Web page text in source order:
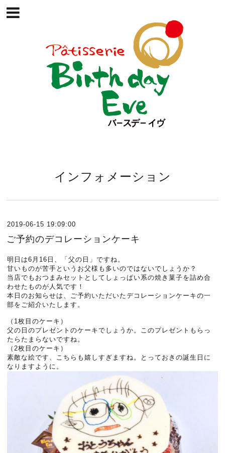
インフォメーション
2019-06-15 19:09:00
ご予約のデコレーションケーキ
明日は6月16日、「父の日」ですね。
甘いものが苦手というお父様も多いのではないでしょうか？
当店でもおつまみセットとしてしょっぱい系の焼き菓子を詰め合
わせたものが人気です！
本日のお知らせは、ご予約いただいたデコレーションケーキの一
部をご紹介いたします。
（1枚目のケーキ）
父の日のプレゼントのケーキでしょうか。このプレゼントもらっ
たらたまらないですね。
（2枚目のケーキ）
素敵な絵です、こちらも嬉しすぎますね。とっておきの誕生日に
なりますように。